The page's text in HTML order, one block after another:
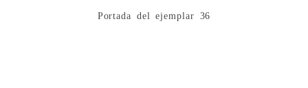
Portada del ejemplar 36